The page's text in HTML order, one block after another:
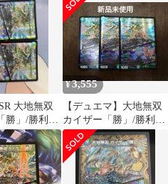
大地無双
勝」/勝利の
ト
¥3,555
【デュエマ】大地無双
カイザー「勝」/勝利の
大地SR 26EX1N3/N25 3
枚